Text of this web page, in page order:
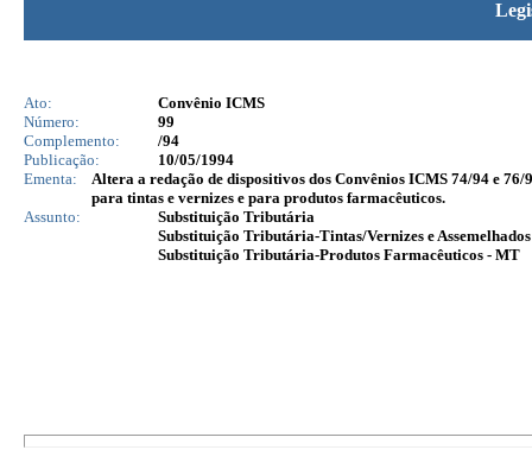
Ato:
Convênio ICMS
Número:
99
Complemento:
/94
Publicação:
10/05/1994
Ementa:
Altera a redação de dispositivos dos Convênios ICMS 74/94 e
para tintas e vernizes e para produtos farmacêuticos.
Assunto:
Substituição Tributária
Substituição Tributária-Tintas/Vernizes e
Substituição Tributária-Produtos Farmacêuticos - MT